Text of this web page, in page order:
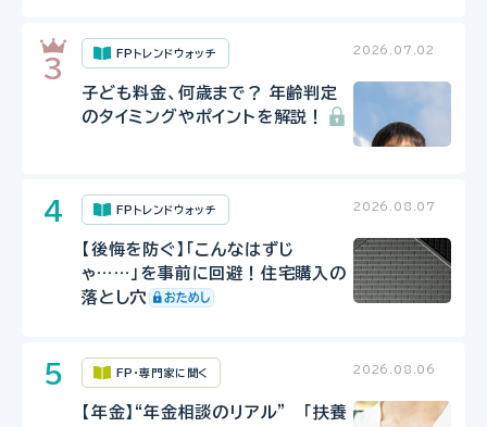
FPトレンドウォッチ 2026.07.02
子ども料金、何歳まで？ 年齢判定
のタイミングやポイントを解説！
FPトレンドウォッチ 2026.08.07
【後悔を防ぐ】「こんなはずじ
ゃ……」を事前に回避！住宅購入の
落とし穴
FP・専門家に聞く 2026.08.06
【年金】“年金相談のリアル” 「扶養